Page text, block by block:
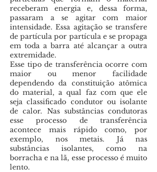
receberam energia e, dessa forma,
passaram a se agitar com maior
intensidade. Essa agitação se transfere
de partícula por partícula e se propaga
em toda a barra até alcançar a outra
extremidade.
Esse tipo de transferência ocorre com
maior ou menor facilidade
dependendo da constituição atômica
do material, a qual faz com que ele
seja classificado condutor ou isolante
de calor. Nas substâncias condutoras
esse processo de transferência
acontece mais rápido como, por
exemplo, nos metais. Já nas
substâncias isolantes, como na
borracha e na lã, esse processo é muito
lento.